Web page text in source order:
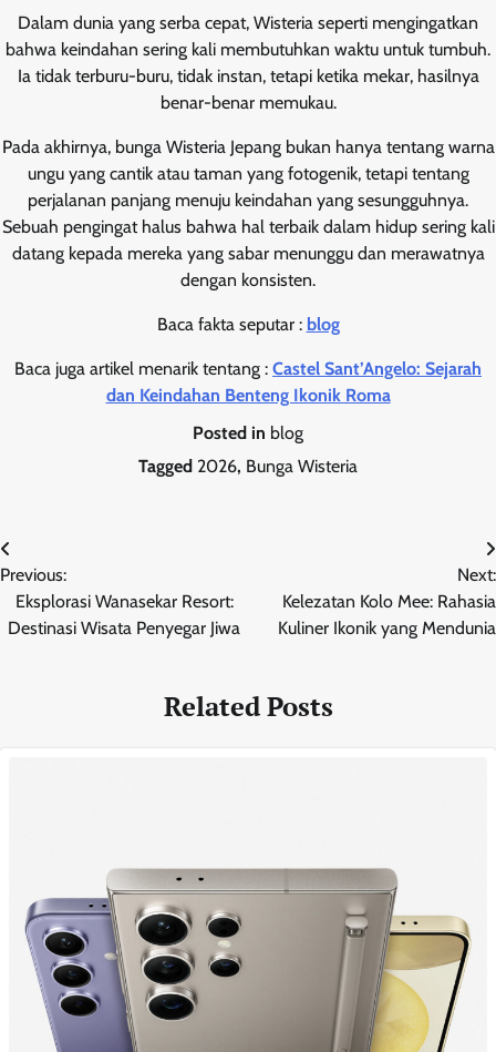
Dalam dunia yang serba cepat, Wisteria seperti mengingatkan
bahwa keindahan sering kali membutuhkan waktu untuk tumbuh.
Ia tidak terburu-buru, tidak instan, tetapi ketika mekar, hasilnya
benar-benar memukau.
Pada akhirnya, bunga Wisteria Jepang bukan hanya tentang warna
ungu yang cantik atau taman yang fotogenik, tetapi tentang
perjalanan panjang menuju keindahan yang sesungguhnya.
Sebuah pengingat halus bahwa hal terbaik dalam hidup sering kali
datang kepada mereka yang sabar menunggu dan merawatnya
dengan konsisten.
Baca fakta seputar : blog
Baca juga artikel menarik tentang : Castel Sant’Angelo: Sejarah
dan Keindahan Benteng Ikonik Roma
Posted in blog
Tagged 2026, Bunga Wisteria
Post
navigation
Previous:
Eksplorasi Wanasekar Resort:
Destinasi Wisata Penyegar Jiwa
Next:
Kelezatan Kolo Mee: Rahasia
Kuliner Ikonik yang Mendunia
Related Posts